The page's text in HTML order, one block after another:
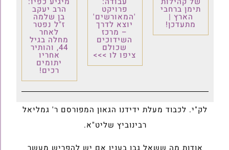
תימן ברחבי
הארץ |
מתעדכן!
פרויקט
'המאורשים'
יוצא לדרך
– מרכז
השידוכים
שכולם
ציפו לו >>>
הרב יעקב
בן שלמה
ז"ל נפטר
לאחר
מחלה בגיל
44, והותיר
אחריו
יתומים
רכים!
לק"י. לכבוד מעלת ידידנו הגאון המפורסם ר' גמליאל
רבינוביץ שליט"א.